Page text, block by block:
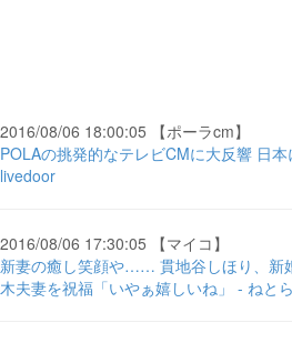
2016/08/06 18:00:05 【ポーラcm】
POLAの挑発的なテレビCMに大反響 日
livedoor
2016/08/06 17:30:05 【マイコ】
新妻の癒し笑顔や…… 貫地谷しほり、新
木夫妻を祝福「いやぁ嬉しいね」 - ねと